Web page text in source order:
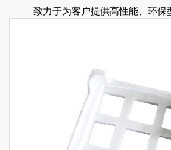
致力于为客户提供高性能、环保